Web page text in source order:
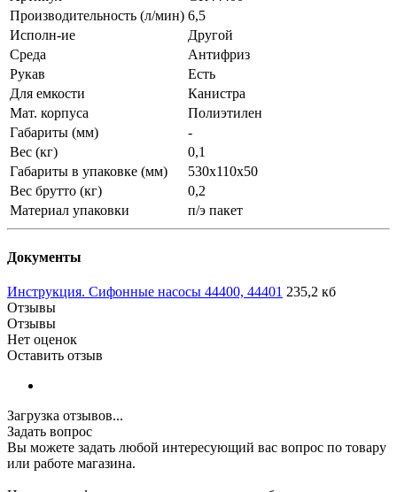
Производительность (л/мин) 6,5
Исполн-ие
Другой
Среда
Антифриз
Рукав
Есть
Для емкости
Канистра
Мат. корпуса
Полиэтилен
Габариты (мм)
-
Вес (кг)
0,1
Габариты в упаковке (мм)
530x110x50
Вес брутто (кг)
0,2
Материал упаковки
п/э пакет
Документы
Инструкция. Сифонные насосы 44400, 44401 235,2 кб
Отзывы
Отзывы
Нет оценок
Оставить отзыв
Загрузка отзывов...
Задать вопрос
Вы можете задать любой интересующий вас вопрос по товару
или работе магазина.